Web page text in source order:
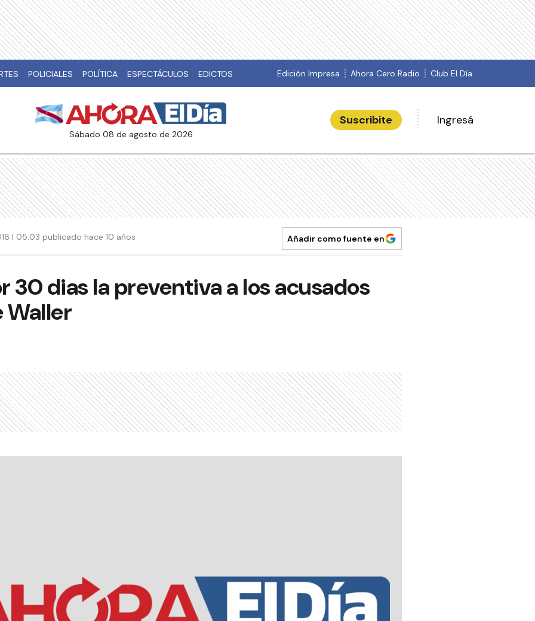
POLICIALES POLÍTICA ESPECTÁCULOS EDICTOS Edición Impresa Ahora Cero Radio Club El Día
sábado 08 de agosto de 2026
Suscribite Ingresá
| 05:03 publicado hace 10 años Añadir como fuente en
30 dias la preventiva a los acusados
Waller